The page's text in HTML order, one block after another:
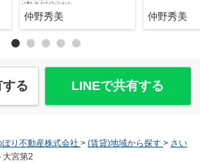
仲野秀美 仲野秀美
る LINEで共有する
り不動産株式会社 > (賃貸)地域から探す > さい
大宮第2